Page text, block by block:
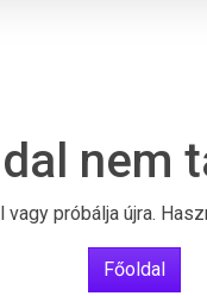
nem
próbálja újra.
Főoldal